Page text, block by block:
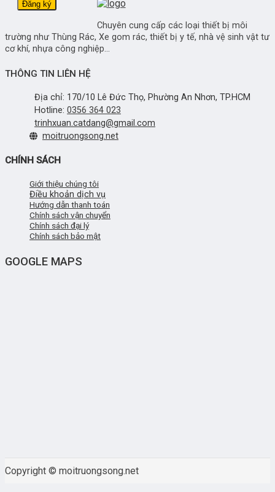
Chuyên cung cấp các loại thiết bị môi
trường như Thùng Rác, Xe gom rác, thiết bị y tế, nhà vệ sinh vật tư
cơ khí, nhựa công nghiệp...
THÔNG TIN LIÊN HỆ
Địa chỉ: 170/10 Lê Đức Thọ, Phường An Nhơn, TP.HCM
Hotline: 0356 364 023
trinhxuan.catdang@gmail.com
moitruongsong.net
CHÍNH SÁCH
Giới thiệu chúng tôi
Điều khoản dịch vụ
Hướng dẫn thanh toán
Chính sách vận chuyển
Chính sách đại lý
Chính sách bảo mật
GOOGLE MAPS
Copyright © moitruongsong.net